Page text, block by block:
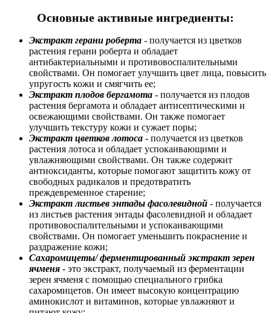
Основные активные ингредиенты:
Экстракт герани роберта - получается из цветков
растения герани роберта и обладает
антибактериальными и противовоспалительными
свойствами. Он помогает улучшить цвет лица, повысить
упругость кожи и смягчить ее;
Экстракт плодов бергамота - получается из плодов
растения бергамота и обладает антисептическими и
освежающими свойствами. Он также помогает
улучшить текстуру кожи и сужает поры;
Экстракт цветков лотоса - получается из цветков
растения лотоса и обладает успокаивающими и
увлажняющими свойствами. Он также содержит
антиоксиданты, которые помогают защитить кожу от
свободных радикалов и предотвратить
преждевременное старение;
Экстракт листьев энтады фасолевидной - получается
из листьев растения энтады фасолевидной и обладает
противовоспалительными и успокаивающими
свойствами. Он помогает уменьшить покраснение и
раздражение кожи;
Сахаромицеты/ ферментированный экстракт зерен
ячменя - это экстракт, получаемый из ферментации
зерен ячменя с помощью специального грибка
сахаромицетов. Он имеет высокую концентрацию
аминокислот и витаминов, которые увлажняют и